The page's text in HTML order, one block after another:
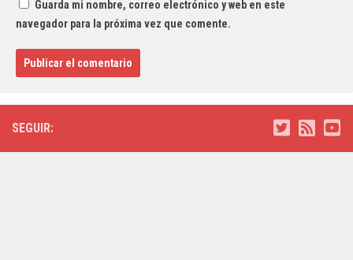
Guarda mi nombre, correo electrónico y web en este
navegador para la próxima vez que comente.
SEGUIR: